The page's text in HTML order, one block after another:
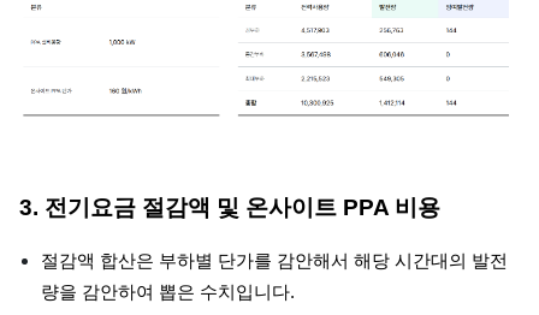
3. 전기요금 절감액 및 온사이트 PPA 비용
절감액 합산은 부하별 단가를 감안해서 해당 시간대의 발전
량을 감안하여 뽑은 수치입니다.